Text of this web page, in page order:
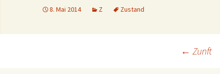
8. Mai 2014 Z Zustand
← Zunft